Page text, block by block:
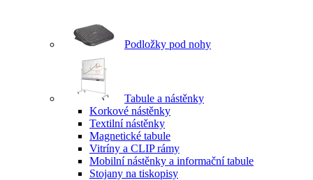
Podložky pod nohy
Tabule a nástěnky
Korkové nástěnky
Textilní nástěnky
Magnetické tabule
Vitríny a CLIP rámy
Mobilní nástěnky a informační tabule
Stojany na tiskopisy